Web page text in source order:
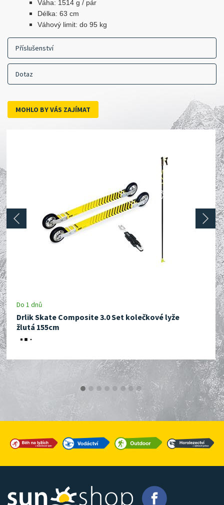
Váha: 1514 g / pár
Délka: 63 cm
Váhový limit: do 95 kg
Příslušenství
Dotaz
MOHLO BY VÁS ZAJÍMAT
Do 1 dnů
Drlik Skate Composite 3.0 Set kolečkové lyže
žlutá 155cm
prev next